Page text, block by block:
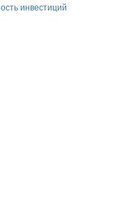
инвестиций